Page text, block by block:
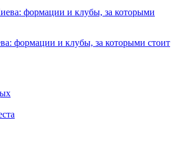
формации и клубы, за которыми стоит